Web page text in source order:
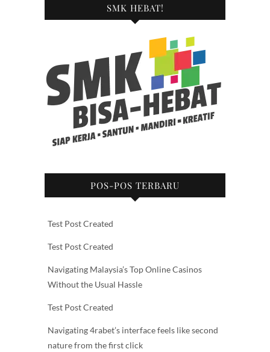
SMK HEBAT!
POS-POS TERBARU
Test Post Created
Test Post Created
Navigating Malaysia’s Top Online Casinos
Without the Usual Hassle
Test Post Created
Navigating 4rabet’s interface feels like second
nature from the first click